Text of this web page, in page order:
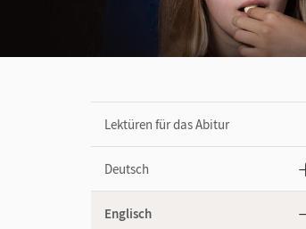
Lektüren für das Abitur
Deutsch
Englisch